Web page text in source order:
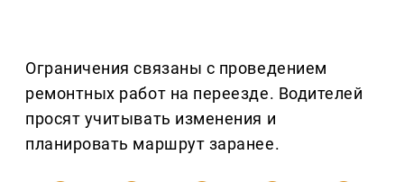
Ограничения связаны с проведением
ремонтных работ на переезде. Водителей
просят учитывать изменения и
планировать маршрут заранее.